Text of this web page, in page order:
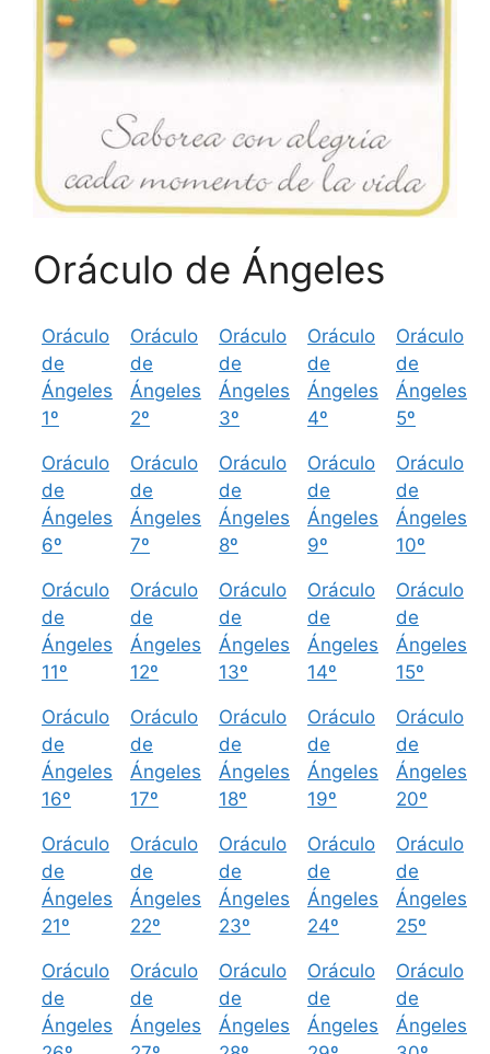
Oráculo de Ángeles
Oráculo
de
Ángeles
1º
Oráculo
de
Ángeles
2º
Oráculo
de
Ángeles
3º
Oráculo
de
Ángeles
4º
Oráculo
de
Ángeles
5º
Oráculo
de
Ángeles
6º
Oráculo
de
Ángeles
7º
Oráculo
de
Ángeles
8º
Oráculo
de
Ángeles
9º
Oráculo
de
Ángeles
10º
Oráculo
de
Ángeles
11º
Oráculo
de
Ángeles
12º
Oráculo
de
Ángeles
13º
Oráculo
de
Ángeles
14º
Oráculo
de
Ángeles
15º
Oráculo
de
Ángeles
16º
Oráculo
de
Ángeles
17º
Oráculo
de
Ángeles
18º
Oráculo
de
Ángeles
19º
Oráculo
de
Ángeles
20º
Oráculo
de
Ángeles
21º
Oráculo
de
Ángeles
22º
Oráculo
de
Ángeles
23º
Oráculo
de
Ángeles
24º
Oráculo
de
Ángeles
25º
Oráculo
de
Ángeles
Oráculo
de
Ángeles
Oráculo
de
Ángeles
Oráculo
de
Ángeles
Oráculo
de
Ángeles